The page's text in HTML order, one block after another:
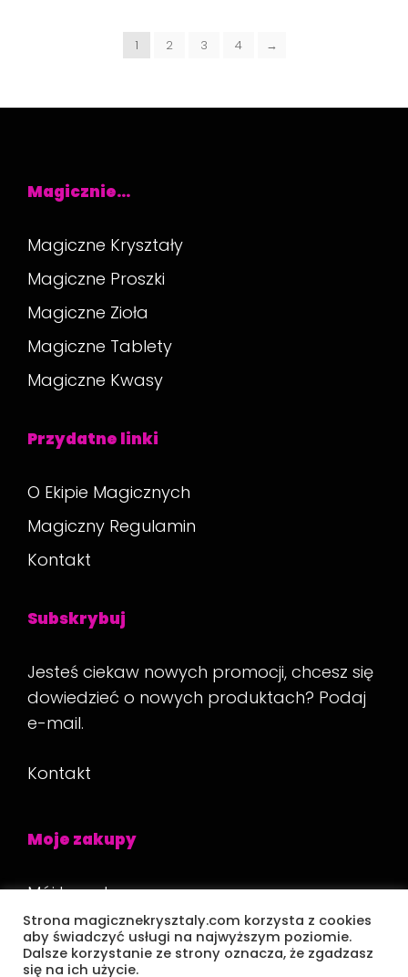
1 2 3 4 →
Magicznie…
Magiczne Kryształy
Magiczne Proszki
Magiczne Zioła
Magiczne Tablety
Magiczne Kwasy
Przydatne linki
O Ekipie Magicznych
Magiczny Regulamin
Kontakt
Subskrybuj
Jesteś ciekaw nowych promocji, chcesz się
dowiedzieć o nowych produktach? Podaj
e-mail.
Kontakt
Moje zakupy
Mój koszyk
Płatność
Strona magicznekrysztaly.com korzysta z cookies
aby świadczyć usługi na najwyższym poziomie.
Dalsze korzystanie ze strony oznacza, że zgadzasz
się na ich użycie.